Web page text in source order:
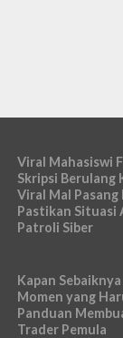
Viral Mahasiswi
Skripsi Berulang
Viral Mal Pasang
Pastikan Situasi
Patroli Siber
Kapan
Momen yang
Panduan
Trader Pemula